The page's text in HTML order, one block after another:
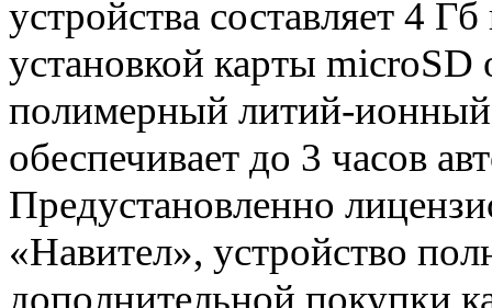
устройства составляет 4
установкой карты
полимерный литий-
обеспечивает до 3 часов
Предустановленно
«Навител», устройство